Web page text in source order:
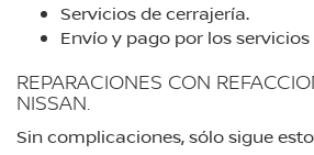
Servicios de cerrajería.
Envío y pago por los
REPARACIONES CON
NISSAN.
Sin complicaciones, sólo sigue